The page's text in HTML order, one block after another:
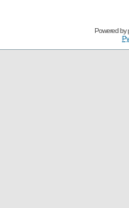
Powered by